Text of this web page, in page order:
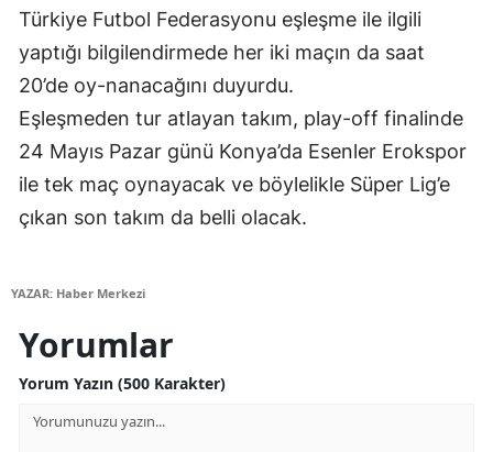
Kastamonu
Kayseri
Kırklareli
Kırşehir
Türkiye Futbol Federasyonu eşleşme ile ilgili
yaptığı bilgilendirmede her iki maçın da saat
20’de oy-nanacağını duyurdu.
Eşleşmeden tur atlayan takım, play-off finalinde
24 Mayıs Pazar günü Konya’da Esenler Erokspor
ile tek maç oynayacak ve böylelikle Süper Lig’e
çıkan son takım da belli olacak.
YAZAR: Haber Merkezi
Yorumlar
Yorum Yazın (500 Karakter)